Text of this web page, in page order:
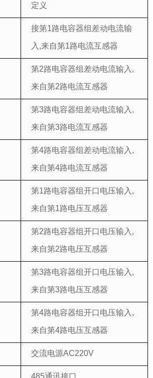
定义
接第1路电容器组差动电流输
入 ,来自第1路电流互感器
第2路电容器组差动电流输入,
来自第2路电流互感器
第3路电容器组差动电流输入,
来自第3路电流互感器
第4路电容器组差动电流输入,
来自第4路电流互感器
第1路电容器组开口电压输入,
来自第1路电压互感器
第2路电容器组开口电压输入,
来自第2路电压互感器
第3路电容器组开口电压输入,
来自第3路电压互感器
第4路电容器组开口电压输入,
来自第4路电压互感器
交流电源AC220V
485通讯接口